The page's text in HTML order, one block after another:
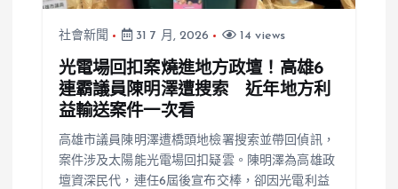
社會新聞 31 7 月, 2026 14 views
光電場回扣案燒進地方政壇！高雄6
連霸議員陳明澤遭搜索 近年地方利
益輸送案件一次看
高雄市議員陳明澤遭橋頭地檢署搜索並帶回偵訊，
案件涉及太陽能光電場回扣疑雲。陳明澤為高雄政
壇資深民代，連任6屆後宣布交棒，卻因光電利益